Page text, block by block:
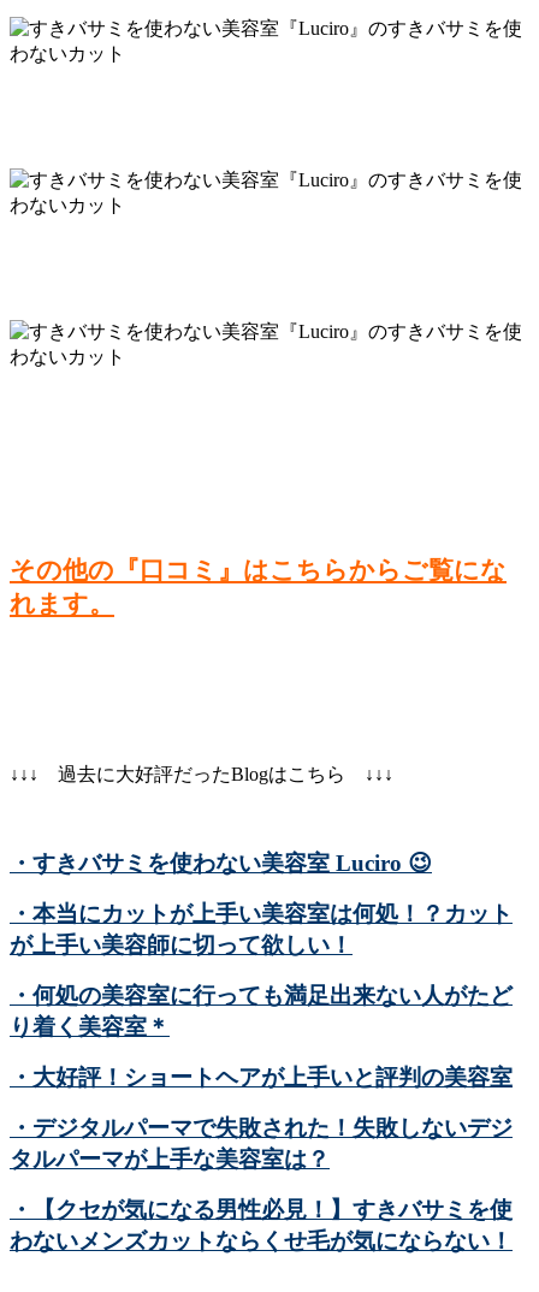
その他の『口コミ』はこちらからご覧にな
れます。
↓↓↓ 過去に大好評だったBlogはこちら ↓↓↓
・すきバサミを使わない美容室 Luciro 😉
・本当にカットが上手い美容室は何処！？カット
が上手い美容師に切って欲しい！
・何処の美容室に行っても満足出来ない人がたど
り着く美容室＊
・大好評！ショートヘアが上手いと評判の美容室
・デジタルパーマで失敗された！失敗しないデジ
タルパーマが上手な美容室は？
・【クセが気になる男性必見！】すきバサミを使
わないメンズカットならくせ毛が気にならない！